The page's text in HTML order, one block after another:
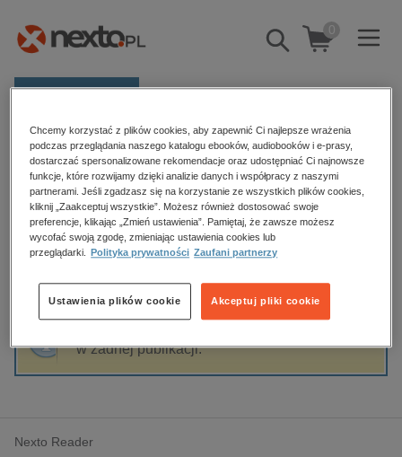
Pokaż/schowaj
wyszukiwarkę
0
Kategorie
Zobacz wszystkie E-prasa
budownictwo, aranżacja wnętrz
biznesowe, branżowe, gospodarka
dzienniki
edukacja
hobby, sport, rozrywka
komputery, internet, technologie, informatyka
polityka, społeczno-informacyjne
Strona główna Witold Tobis
Witold Tobis
Sortowanie Filtrowanie
w żadnej publikacji.
Nexto Reader
Chcemy korzystać z plików cookies, aby zapewnić Ci najlepsze wrażenia
podczas przeglądania naszego katalogu ebooków, audiobooków i e-prasy,
dostarczać spersonalizowane rekomendacje oraz udostępniać Ci najnowsze
funkcje, które rozwijamy dzięki analizie danych i współpracy z naszymi
partnerami. Jeśli zgadzasz się na korzystanie ze wszystkich plików cookies,
kliknij „Zaakceptuj wszystkie”. Możesz również dostosować swoje
preferencje, klikając „Zmień ustawienia”. Pamiętaj, że zawsze możesz
wycofać swoją zgodę, zmieniając ustawienia cookies lub
przeglądarki.
Polityka prywatności Zaufani partnerzy
Akceptuj pliki cookie
Ustawienia plików cookie